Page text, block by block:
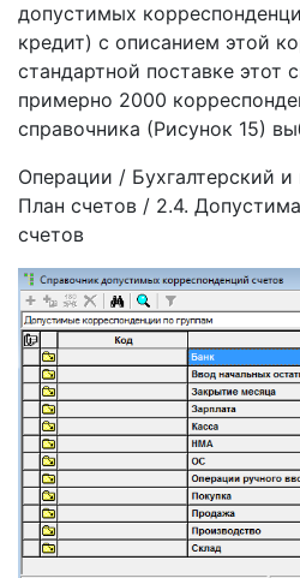
допустимых
кредит) с описанием этой
стандартной поставке этот
примерно 2000
справочника (Рисунок 15)
Операции / Бухгалтерский
План счетов / 2.4.
счетов